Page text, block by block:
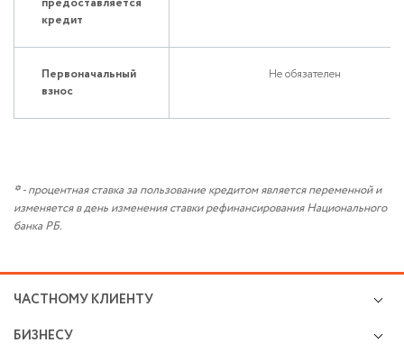
кредит
Первоначальный
взнос
Не обязателен
*- процентная ставка за пользование кредитом является переменной и
изменяется в день изменения ставки рефинансирования Национального
банка РБ.
ЧАСТНОМУ КЛИЕНТУ
Валютно-обменные операции
БИЗНЕСУ